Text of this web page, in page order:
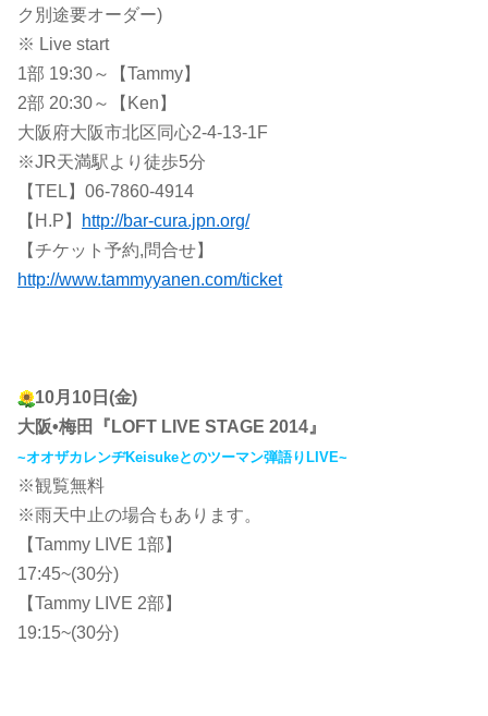
ク別途要オーダー)
※ Live start
1部 19:30～【Tammy】
2部 20:30～【Ken】
大阪府大阪市北区同心2-4-13-1F
※JR天満駅より徒歩5分
【TEL】06-7860-4914
【H.P】
http://bar-cura.jpn.org/
【チケット予約,問合せ】
http://www.tammyyanen.com/ticket
10月10日(金)
大阪•梅田『LOFT LIVE STAGE 2014』
~オオザカレンヂKeisukeとのツーマン弾語りLIVE~
※観覧無料
※雨天中止の場合もあります。
【Tammy LIVE 1部】
17:45~(30分)
【Tammy LIVE 2部】
19:15~(30分)